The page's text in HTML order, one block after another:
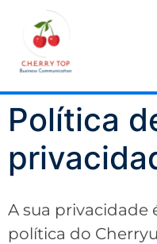
Política
A sua privacidade
política do